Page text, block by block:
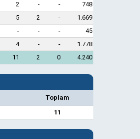
2 - -
748
5 2 -
1.669
- - -
45
4 - -
1.778
11 2 0 4.240
Toplam
11